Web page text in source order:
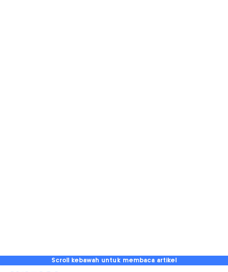
Scroll kebawah untuk membaca artikel